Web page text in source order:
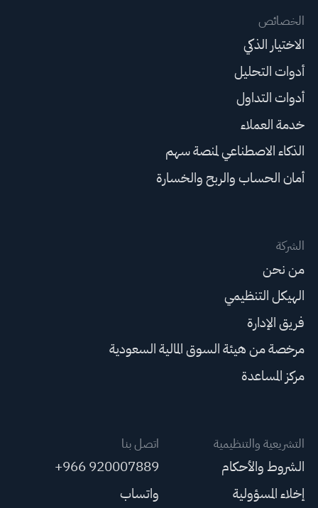
الخصائص
الاختيار الذكي
أدوات التحليل
أدوات التداول
خدمة العملاء
الذكاء الاصطناعي لمنصة سهم
أمان الحساب والربح والخسارة
الشركة
من نحن
الهيكل التنظيمي
فريق الإدارة
مرخصة من هيئة السوق المالية السعودية
مركز المساعدة
التشريعية والتنظيمية
الشروط والأحكام
إخلاء المسؤولية
اتصل بنا
+966 920007889
واتساب